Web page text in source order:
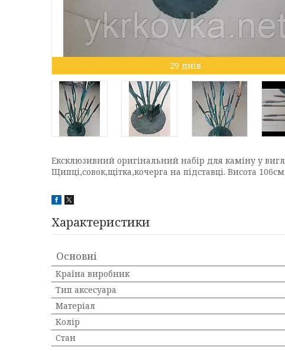
29 днів
Ексклюзивний оригінальний набір для каміну у
Щипці,совок,щітка,кочерга на підставці. Висота
Характеристики
Основні
Країна виробник
Тип аксесуара
Матеріал
Колір
Стан